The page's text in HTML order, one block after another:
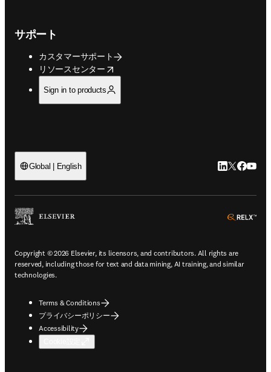
サポート
カスタマーサポート
リソースセンター
opens in new tab/window
Sign in to products
Global | English LinkedIn 新
Twitter 新
Copyright © 2026 Elsevier, its licensors, and contributors. All rights are
reserved, including those for text and data mining, AI training, and similar
technologies.
Terms & Conditions
プライバシーポリシー
Accessibility